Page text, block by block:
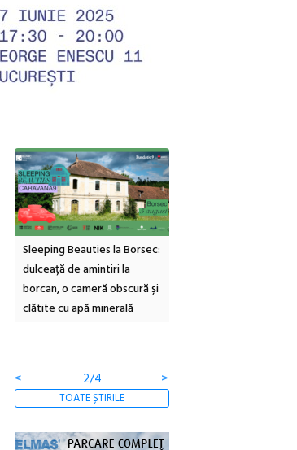
Sleeping Beauties la Borsec:
dulceață de amintiri la
borcan, o cameră obscură și
clătite cu apă minerală
< 2/4 >
TOATE ȘTIRILE